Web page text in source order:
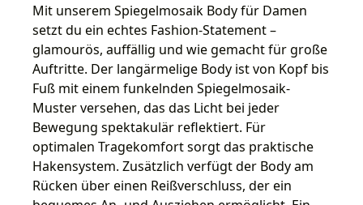
Mit unserem Spiegelmosaik Body für Damen
setzt du ein echtes Fashion-Statement –
glamourös, auffällig und wie gemacht für große
Auftritte. Der langärmelige Body ist von Kopf bis
Fuß mit einem funkelnden Spiegelmosaik-
Muster versehen, das das Licht bei jeder
Bewegung spektakulär reflektiert. Für
optimalen Tragekomfort sorgt das praktische
Hakensystem. Zusätzlich verfügt der Body am
Rücken über einen Reißverschluss, der ein